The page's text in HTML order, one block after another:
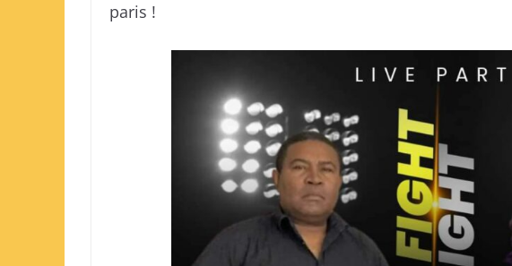
paris !